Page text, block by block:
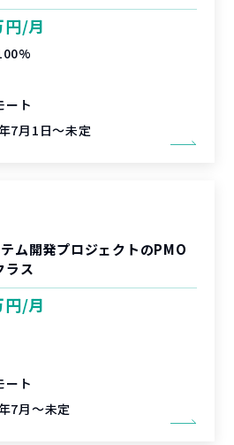
/月
ート
7月1日～未定
ム開発プロジェクトのPMO
ラス
/月
ート
7月～未定